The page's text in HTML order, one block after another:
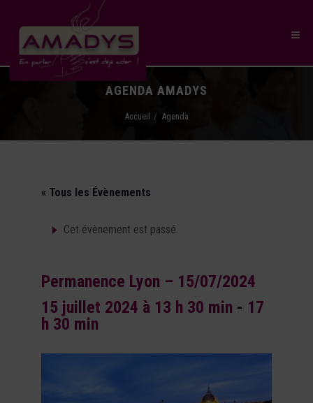
AGENDA AMADYS
Accueil Agenda
« Tous les Évènements
Cet évènement est passé.
Permanence Lyon – 15/07/2024
15 juillet 2024 à 13 h 30 min - 17
h 30 min